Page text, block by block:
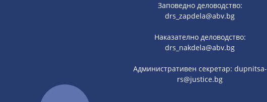
Заповедно деловодство:
drs_zapdela@abv.bg
Наказателно деловодство:
drs_nakdela@abv.bg
Административен секретар: dupnitsa-
rs@justice.bg